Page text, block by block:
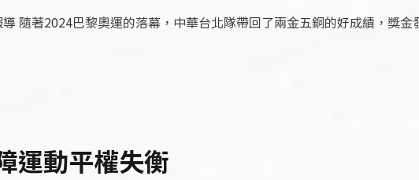
隨著2024巴黎奧運的落幕，中華台北隊帶回了兩金五銅的好成績，獎金
運動平權失衡